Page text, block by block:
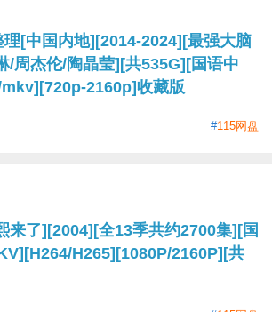
理[中国内地][2014-2024][最强大脑
/周杰伦/陶晶莹][共535G][国语中
2160p]收藏版
#115网盘
来了][2004][全13季共约2700集][国
H265][1080P/2160P][共